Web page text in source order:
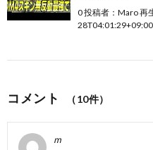
0 投稿者：Maro 再
コメント （10件）
m